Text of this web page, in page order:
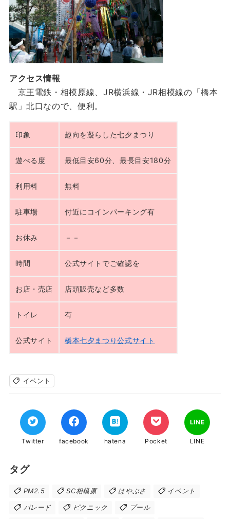
アクセス情報
京王電鉄・相模原線、JR横浜線・JR相模線の「橋本
駅」北口なので、便利。
印象 趣向を凝らした七夕まつり
遊べる度 最低目安60分、最長目安180分
利用料 無料
駐車場 付近にコインパーキング有
お休み －－
時間 公式サイトでご確認を
お店・売店 店頭販売など多数
トイレ 有
公式サイト 橋本七夕まつり公式サイト
イベント
Twitter facebook hatena Pocket
LINE
LINE
タグ
PM2.5 SC相模原 はやぶさ イベント
パレード ピクニック プール